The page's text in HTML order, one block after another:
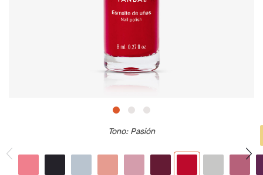
Tono: Pasión